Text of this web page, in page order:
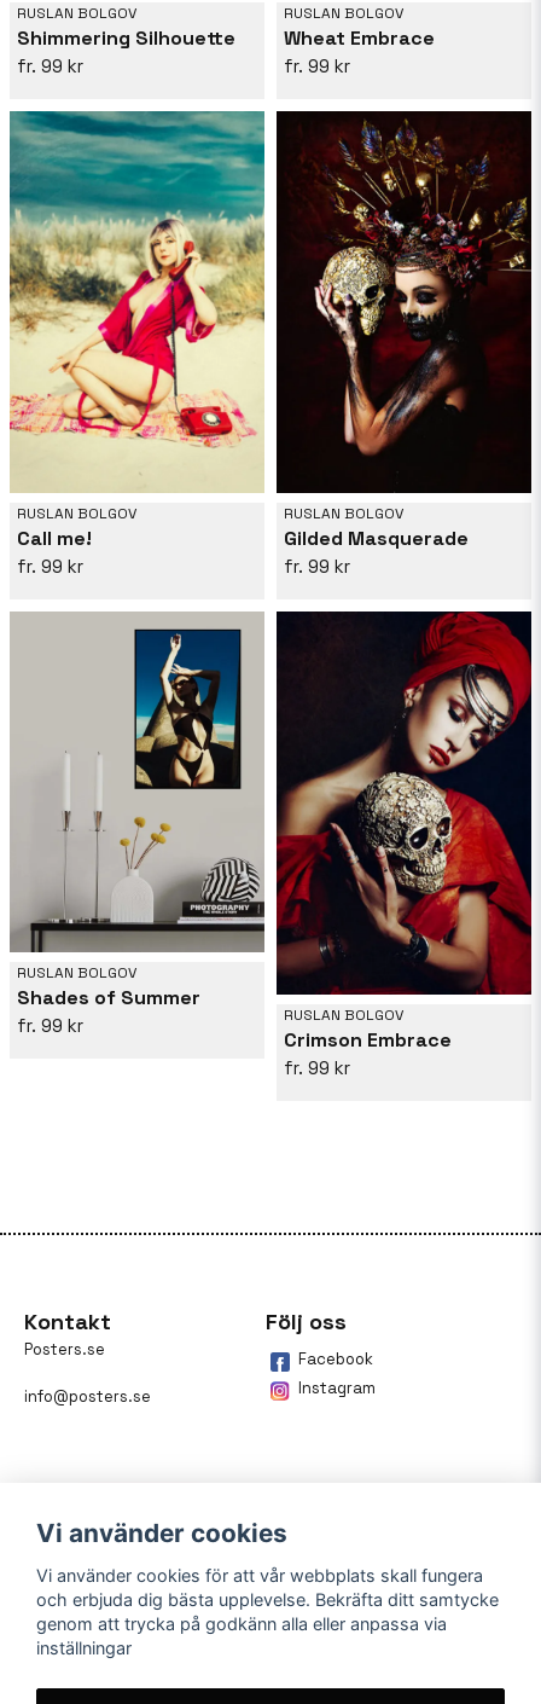
RUSLAN BOLGOV
Shimmering Silhouette
99 kr
RUSLAN BOLGOV
Wheat Embrace
99 kr
RUSLAN BOLGOV
Call me!
99 kr
RUSLAN BOLGOV
Gilded Masquerade
99 kr
RUSLAN BOLGOV
Shades of Summer
99 kr RUSLAN BOLGOV
Crimson Embrace
99 kr
Kontakt
Posters.se
info@posters.se
Följ oss
Facebook
Instagram
Betalning
På posters.se kan du enkelt
Vi använder cookies
Vi använder cookies för att vår webbplats skall fungera
och erbjuda dig bästa upplevelse. Bekräfta ditt samtycke
genom att trycka på godkänn alla eller anpassa via
inställningar